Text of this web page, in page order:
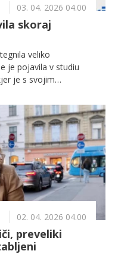
03. 04. 2026 04.00
skoraj
veliko
je pojavila v studiu
je s svojim
02. 04. 2026 04.00
preveliki